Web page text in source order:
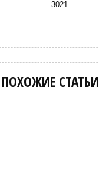
3021
ПОХОЖИЕ СТАТЬИ